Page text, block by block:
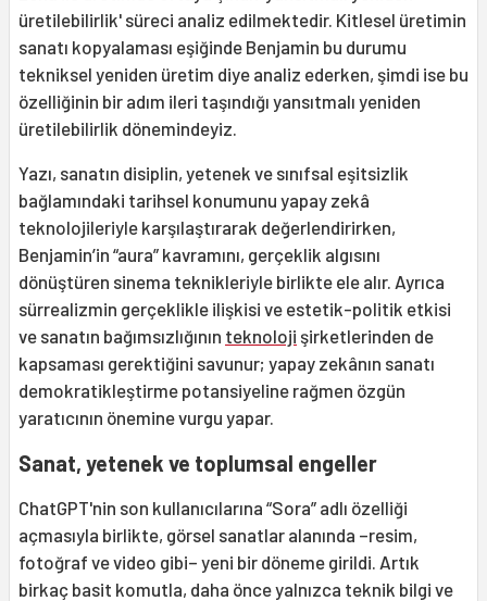
üretilebilirlik' süreci analiz edilmektedir. Kitlesel üretimin
sanatı kopyalaması eşiğinde Benjamin bu durumu
tekniksel yeniden üretim diye analiz ederken, şimdi ise bu
özelliğinin bir adım ileri taşındığı yansıtmalı yeniden
üretilebilirlik dönemindeyiz.
Yazı, sanatın disiplin, yetenek ve sınıfsal eşitsizlik
bağlamındaki tarihsel konumunu yapay zekâ
teknolojileriyle karşılaştırarak değerlendirirken,
Benjamin’in “aura” kavramını, gerçeklik algısını
dönüştüren sinema teknikleriyle birlikte ele alır. Ayrıca
sürrealizmin gerçeklikle ilişkisi ve estetik-politik etkisi
ve sanatın bağımsızlığının teknoloji şirketlerinden de
kapsaması gerektiğini savunur; yapay zekânın sanatı
demokratikleştirme potansiyeline rağmen özgün
yaratıcının önemine vurgu yapar.
Sanat, yetenek ve toplumsal engeller
ChatGPT'nin son kullanıcılarına “Sora” adlı özelliği
açmasıyla birlikte, görsel sanatlar alanında –resim,
fotoğraf ve video gibi– yeni bir döneme girildi. Artık
birkaç basit komutla, daha önce yalnızca teknik bilgi ve